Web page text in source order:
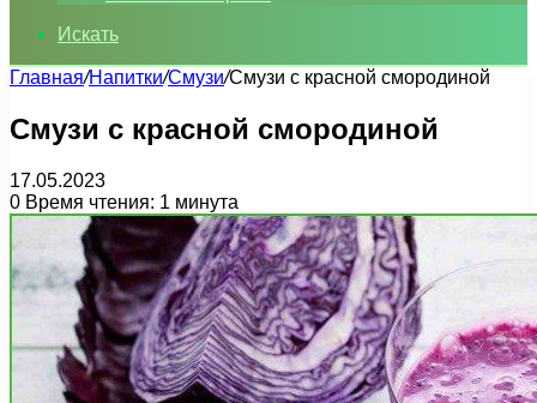
Искать
Главная/Напитки/Смузи/Смузи с красной смородиной
Смузи с красной смородиной
17.05.2023
0 Время чтения: 1 минута